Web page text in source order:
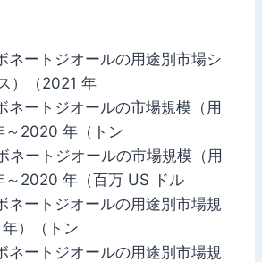
ネートジオールの用途別市場シ
）（2021 年
ネートジオールの市場規模（用
～2020 年（トン
ネートジオールの市場規模（用
～2020 年（百万 US ドル
ネートジオールの用途別市場規
）（トン
ネートジオールの用途別市場規